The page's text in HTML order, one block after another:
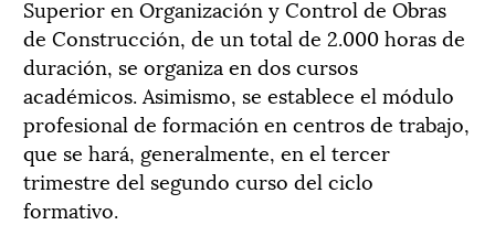
Superior en Organización y Control de Obras
de Construcción, de un total de 2.000 horas de
duración, se organiza en dos cursos
académicos. Asimismo, se establece el módulo
profesional de formación en centros de trabajo,
que se hará, generalmente, en el tercer
trimestre del segundo curso del ciclo
formativo.